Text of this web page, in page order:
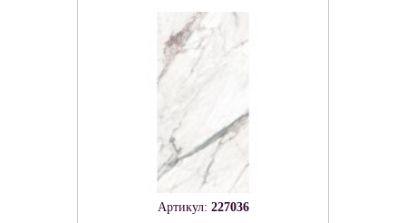
Артикул: 227036